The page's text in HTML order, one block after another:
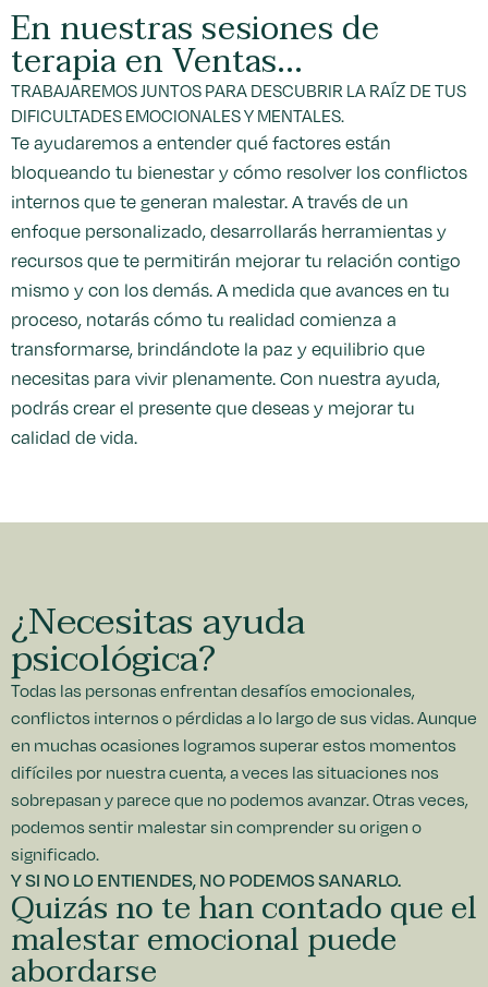
En nuestras sesiones de
terapia en Ventas...
TRABAJAREMOS JUNTOS PARA DESCUBRIR LA RAÍZ DE TUS
DIFICULTADES EMOCIONALES Y MENTALES.
Te ayudaremos a entender qué factores están
bloqueando tu bienestar y cómo resolver los conflictos
internos que te generan malestar. A través de un
enfoque personalizado, desarrollarás herramientas y
recursos que te permitirán mejorar tu relación contigo
mismo y con los demás. A medida que avances en tu
proceso, notarás cómo tu realidad comienza a
transformarse, brindándote la paz y equilibrio que
necesitas para vivir plenamente. Con nuestra ayuda,
podrás crear el presente que deseas y mejorar tu
calidad de vida.
¿Necesitas ayuda
psicológica?
Todas las personas enfrentan desafíos emocionales,
conflictos internos o pérdidas a lo largo de sus vidas. Aunque
en muchas ocasiones logramos superar estos momentos
difíciles por nuestra cuenta, a veces las situaciones nos
sobrepasan y parece que no podemos avanzar. Otras veces,
podemos sentir malestar sin comprender su origen o
significado.
Y SI NO LO ENTIENDES, NO PODEMOS SANARLO.
Quizás no te han contado que el
malestar emocional puede
abordarse